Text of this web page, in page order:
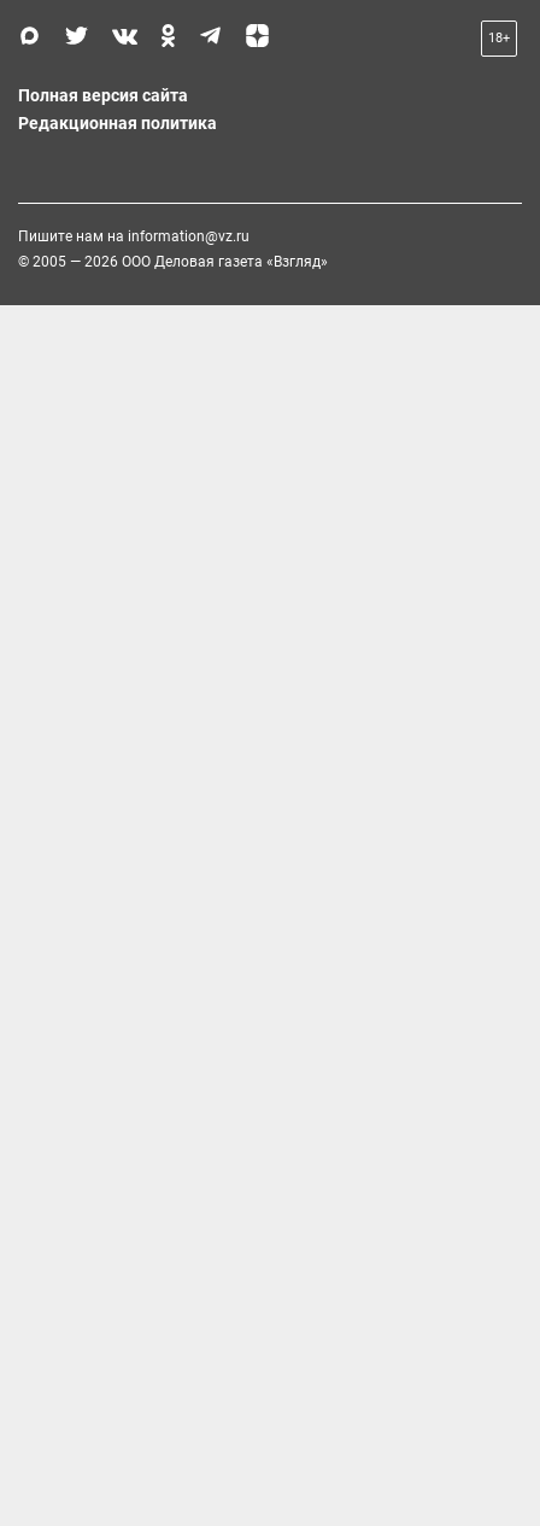
18+
Полная версия сайта
Редакционная политика
Пишите нам на information@vz.ru
© 2005 — 2026 ООО Деловая газета «Взгляд»